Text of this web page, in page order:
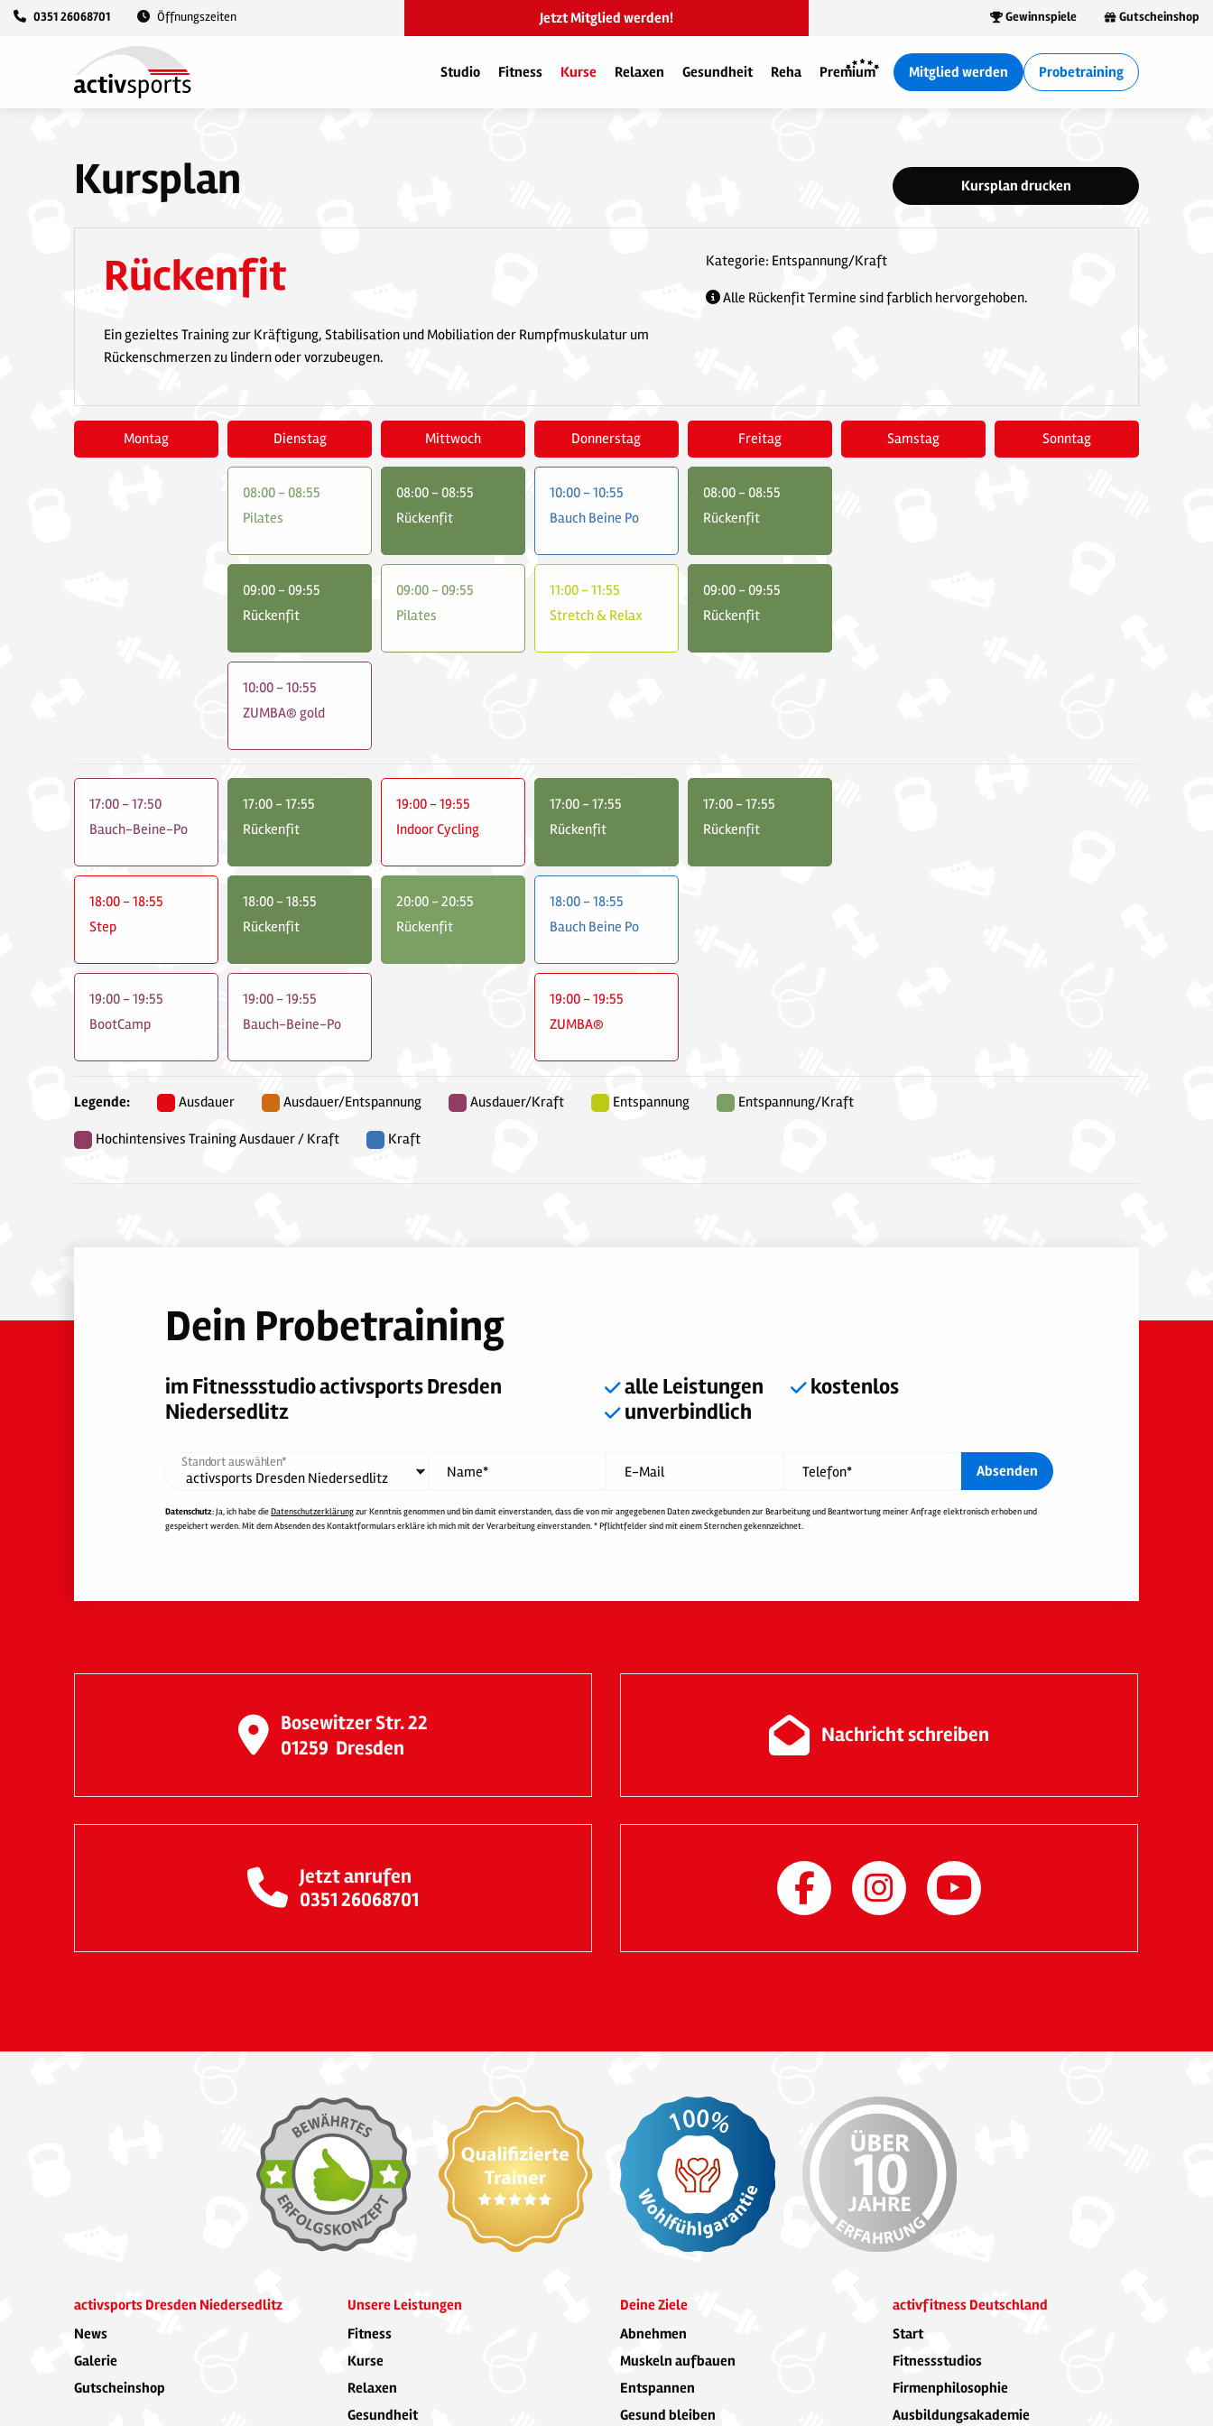
Jetzt Mitglied werden!
0351 26068701 Öffnungszeiten Gewinnspiele Gutscheinshop
Studio Fitness Kurse Relaxen Gesundheit Reha Premium Mitglied werden Probetraining
Kursplan Kursplan drucken
Rückenfit
Ein gezieltes Training zur Kräftigung, Stabilisation und Mobiliation der Rumpfmuskulatur um
Rückenschmerzen zu lindern oder vorzubeugen.
Kategorie: Entspannung/Kraft
Alle Rückenfit Termine sind farblich hervorgehoben.
Montag Dienstag
08:00 - 08:55
Pilates
09:00 - 09:55
Rückenfit
10:00 - 10:55
ZUMBA® gold
Mittwoch
08:00 - 08:55
Rückenfit
09:00 - 09:55
Pilates
Donnerstag
10:00 - 10:55
Bauch Beine Po
11:00 - 11:55
Stretch & Relax
Freitag
08:00 - 08:55
Rückenfit
09:00 - 09:55
Rückenfit
Samstag Sonntag
17:00 - 17:50
Bauch-Beine-Po
18:00 - 18:55
Step
19:00 - 19:55
BootCamp
17:00 - 17:55
Rückenfit
18:00 - 18:55
Rückenfit
19:00 - 19:55
Bauch-Beine-Po
19:00 - 19:55
Indoor Cycling
20:00 - 20:55
Rückenfit
17:00 - 17:55
Rückenfit
18:00 - 18:55
Bauch Beine Po
19:00 - 19:55
ZUMBA®
17:00 - 17:55
Rückenfit
Legende: Ausdauer Ausdauer/Entspannung Ausdauer/Kraft Entspannung Entspannung/Kraft
Hochintensives Training Ausdauer / Kraft Kraft
Dein Probetraining
im Fitnessstudio activsports Dresden
Niedersedlitz
alle Leistungen
kostenlos
unverbindlich
Standort auswählen*
Name* E-Mail Telefon* Absenden
Datenschutz: Ja, ich habe dieDatenschutzerklärungzur Kenntnis genommen und bin damit einverstanden, dass die von mir angegebenen Daten zweckgebunden zur Bearbeitung und Beantwortung meiner Anfrage elektronisch erhoben und
gespeichert werden. Mit dem Absenden des Kontaktformulars erkläre ich mich mit der Verarbeitung einverstanden. * Pflichtfelder sind mit einem Sternchen gekennzeichnet.
Bosewitzer Str. 22
01259 Dresden
Nachricht schreiben
Jetzt anrufen
0351 26068701
activsports Dresden Niedersedlitz
News
Galerie
Gutscheinshop
Unsere Leistungen
Fitness
Kurse
Relaxen
Gesundheit
Deine Ziele
Abnehmen
Muskeln aufbauen
Entspannen
Gesund bleiben
activfitness Deutschland
Start
Fitnessstudios
Firmenphilosophie
Ausbildungsakademie